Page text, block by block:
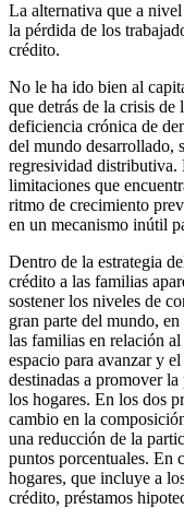
La alternativa que a
la pérdida de los
crédito.
No le ha ido bien al
que detrás de la crisis de
deficiencia crónica de
del mundo desarrollado,
regresividad distributiva.
limitaciones que
ritmo de crecimiento
en un mecanismo inútil
Dentro de la estrategia
crédito a las familias
sostener los niveles de
gran parte del mundo,
las familias en relación
espacio para avanzar y
destinadas a promover
los hogares. En los dos
cambio en la
una reducción de la
puntos porcentuales. En
hogares, que incluye a
crédito, préstamos